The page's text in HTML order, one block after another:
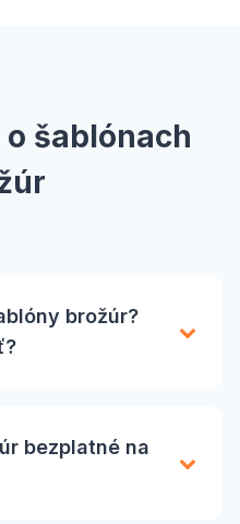
šablónach
brožúr?
bezplatné na